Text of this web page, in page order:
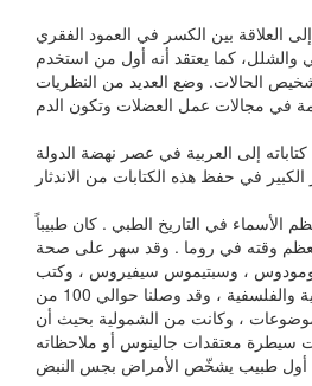
العلاقة بين الكسر في العمود الفقري
والشلل، كما يعتقد أنه أول من استخدم
الحالات. وضع العديد من النظريات
إلى العربية في عصر نهضة الدولة
الأسماء في التاريخ الطبي . كان طبيباً
وقته في روما . وقد سهر على صحة
، وسبتيموس سيفيروس ، وكتب
الكثير عن الشؤون الطبية والفلسفية ، وقد وصلنا حوالي 100 من
، وكانت من الشمولية بحيث أن
سيطرة معتقدات جالينوس أو ملاحظاته